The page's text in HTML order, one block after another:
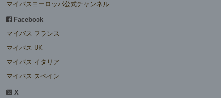
マイバスヨーロッパ公式チャンネル
Facebook
マイバス フランス
マイバス UK
マイバス イタリア
マイバス スペイン
X